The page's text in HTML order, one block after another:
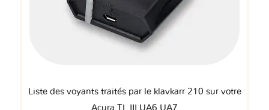
Liste des voyants traités par le klavkarr 210 sur votre
Acura TL III UA6 UA7